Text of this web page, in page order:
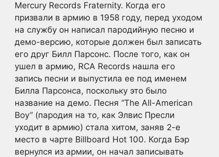
Mercury Records Fraternity. Когда его
призвали в армию в 1958 году, перед уходом
на службу он написал пародийную песню и
демо-версию, которые должен был записать
его друг Билл Парсонс. После того, как он
ушел в армию, RCA Records нашла его
запись песни и выпустила ее под именем
Билла Парсонса, поскольку это было
название на демо. Песня “The All-American
Boy” (пародия на то, как Элвис Пресли
уходит в армию) стала хитом, заняв 2-е
место в чарте Billboard Hot 100. Когда Бэр
вернулся из армии, он начал записывать